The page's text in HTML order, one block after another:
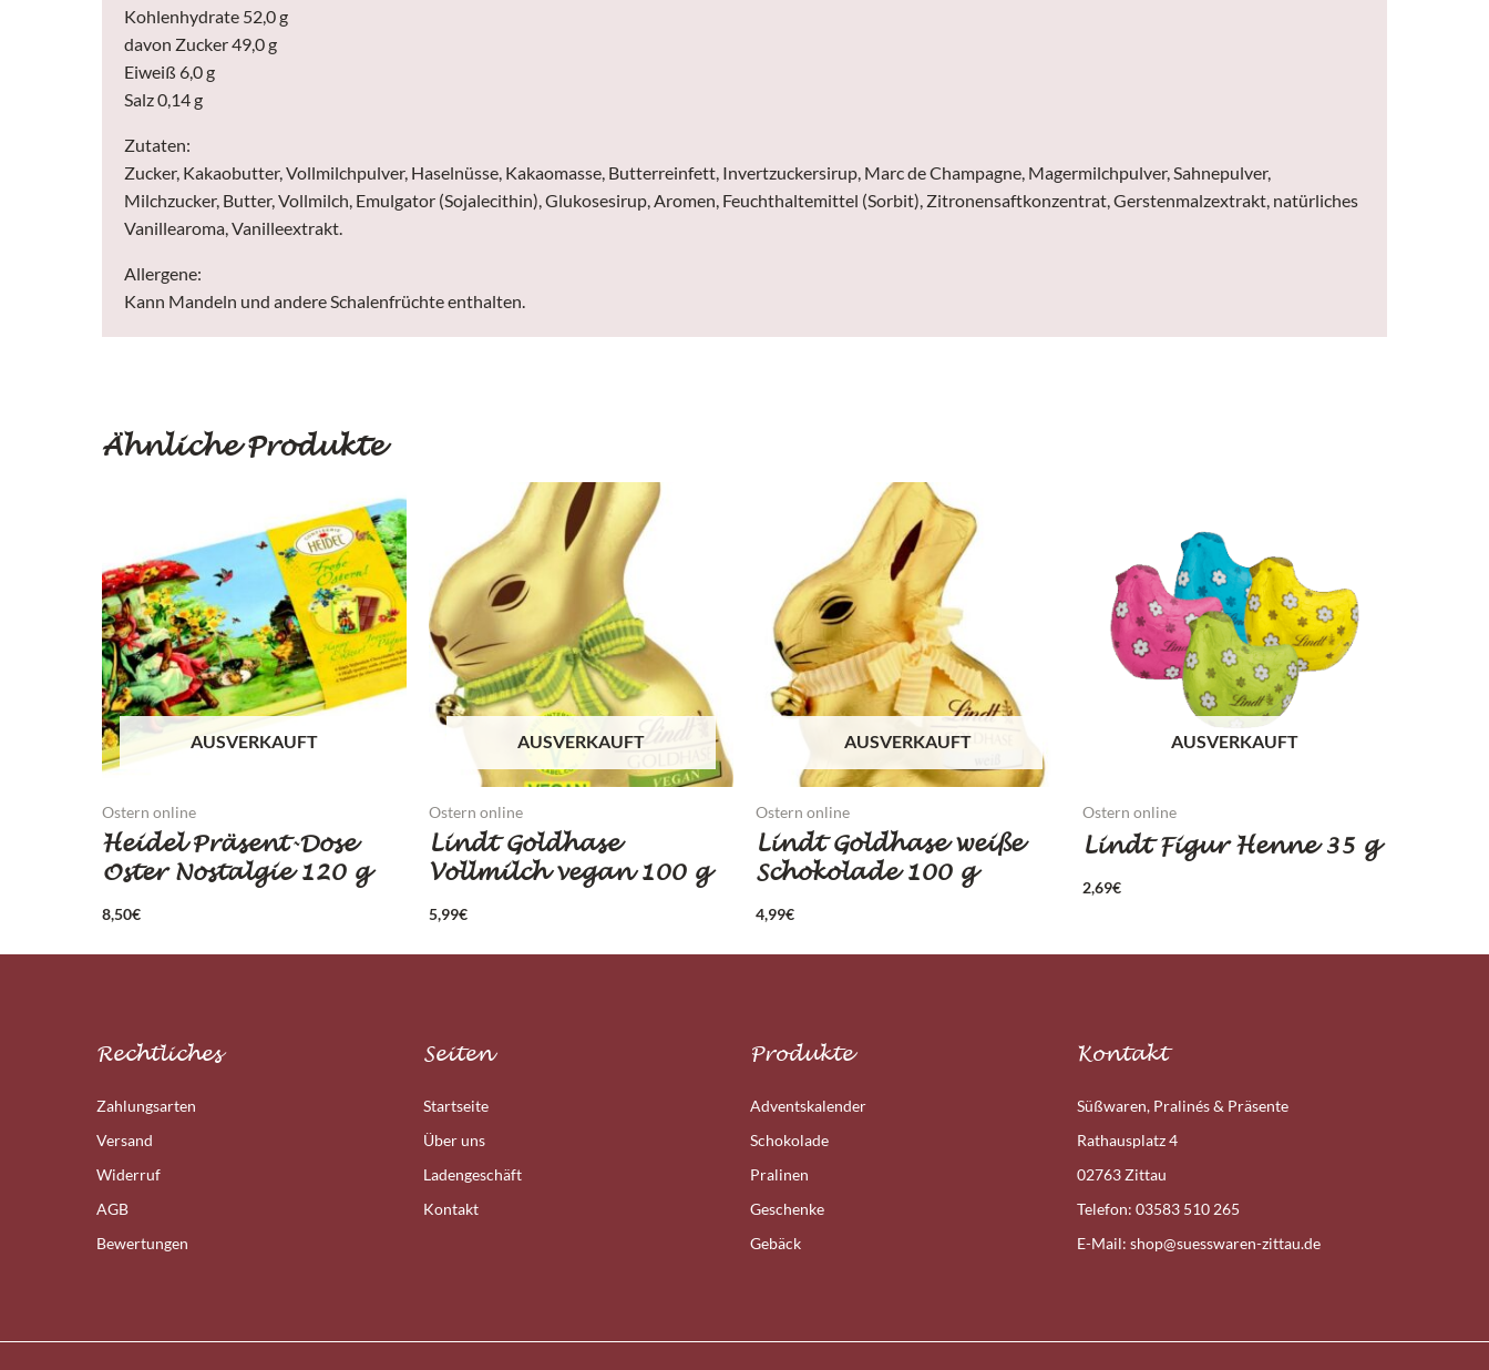
Kohlenhydrate 52,0 g
davon Zucker 49,0 g
Eiweiß 6,0 g
Salz 0,14 g
Zutaten:
Zucker, Kakaobutter, Vollmilchpulver, Haselnüsse, Kakaomasse, Butterreinfett, Invertzuckersirup, Marc de Champagne, Magermilchpulver, Sahnepulver,
Milchzucker, Butter, Vollmilch, Emulgator (Sojalecithin), Glukosesirup, Aromen, Feuchthaltemittel (Sorbit), Zitronensaftkonzentrat, Gerstenmalzextrakt, natürliches
Vanillearoma, Vanilleextrakt.
Allergene:
Kann Mandeln und andere Schalenfrüchte enthalten.
Ähnliche Produkte
AUSVERKAUFT
Ostern online
Heidel Präsent-Dose
Oster Nostalgie 120 g
8,50€
AUSVERKAUFT
Ostern online
Lindt Goldhase
Vollmilch vegan 100 g
5,99€
AUSVERKAUFT
Ostern online
Lindt Goldhase weiße
Schokolade 100 g
4,99€
AUSVERKAUFT
Ostern online
Lindt Figur Henne 35 g
2,69€
Rechtliches
Zahlungsarten
Versand
Widerruf
AGB
Bewertungen
Seiten
Startseite
Über uns
Ladengeschäft
Kontakt
Produkte
Adventskalender
Schokolade
Pralinen
Geschenke
Gebäck
Kontakt
Süßwaren, Pralinés & Präsente
Rathausplatz 4
02763 Zittau
Telefon: 03583 510 265
E-Mail: shop@suesswaren-zittau.de